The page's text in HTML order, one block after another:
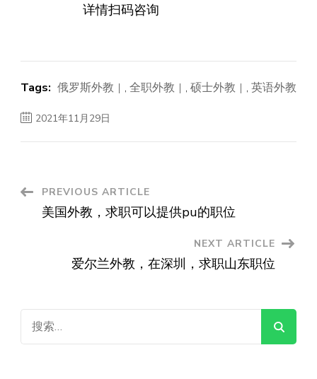
详情扫码咨询
Tags: 俄罗斯外教 , 全职外教 , 硕士外教 , 英语外教
2021年11月29日
Post
Navigation
PREVIOUS ARTICLE
美国外教，求职可以提供pu的职位
NEXT ARTICLE
爱尔兰外教，在深圳，求职山东职位
索：